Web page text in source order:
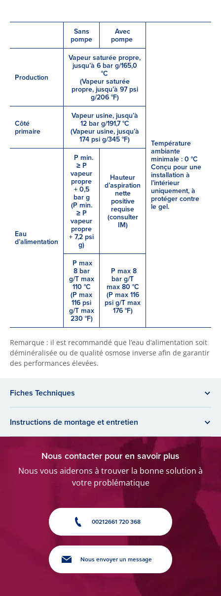
Sans
pompe
Avec
pompe
Température
ambiante
minimale : 0 °C
Conçu pour une
installation à
l’intérieur
uniquement, à
protéger contre
le gel.
Production
Vapeur saturée propre,
jusqu’à 6 bar g/165,0
°C
(Vapeur saturée
propre, jusqu’à 97 psi
g/206 °F)
Côté
primaire
Vapeur usine, jusqu’à
12 bar g/191,7 °C
(Vapeur usine, jusqu’à
174 psi g/345 °F)
Eau
d’alimentation
P min.
≥ P
vapeur
propre
+ 0,5
bar g
(P min.
≥ P
vapeur
propre
+ 7,2 psi
g)
Hauteur
d’aspiration
nette
positive
requise
(consulter
IM)
P max
8 bar
g/T max
110 °C
(P max
116 psi
g/T max
230 °F)
P max 8
bar g/T
max 80 °C
(P max 116
psi g/T max
176 °F)
Remarque : il est recommandé que l’eau d’alimentation soit
déminéralisée ou de qualité osmose inverse afin de garantir
des performances élevées.
Fiches Techniques
Instructions de montage et entretien
Nous contacter pour en savoir plus
Nous vous aiderons à trouver la bonne solution à
votre problématique
00212661 720 368
Nous envoyer un message